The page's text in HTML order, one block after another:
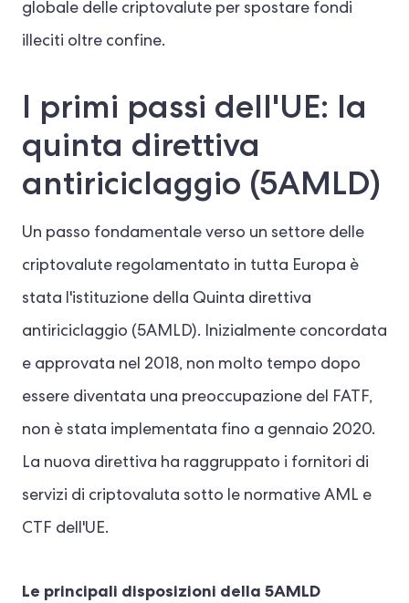
globale delle criptovalute per spostare fondi
illeciti oltre confine.
I primi passi dell'UE: la
quinta direttiva
antiriciclaggio (5AMLD)
Un passo fondamentale verso un settore delle
criptovalute regolamentato in tutta Europa è
stata l'istituzione della Quinta direttiva
antiriciclaggio (5AMLD). Inizialmente concordata
e approvata nel 2018, non molto tempo dopo
essere diventata una preoccupazione del FATF,
non è stata implementata fino a gennaio 2020.
La nuova direttiva ha raggruppato i fornitori di
servizi di criptovaluta sotto le normative AML e
CTF dell'UE.
Le principali disposizioni della 5AMLD